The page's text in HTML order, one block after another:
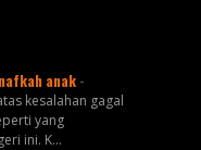
anak -
kesalahan gagal
yang
ini. K...